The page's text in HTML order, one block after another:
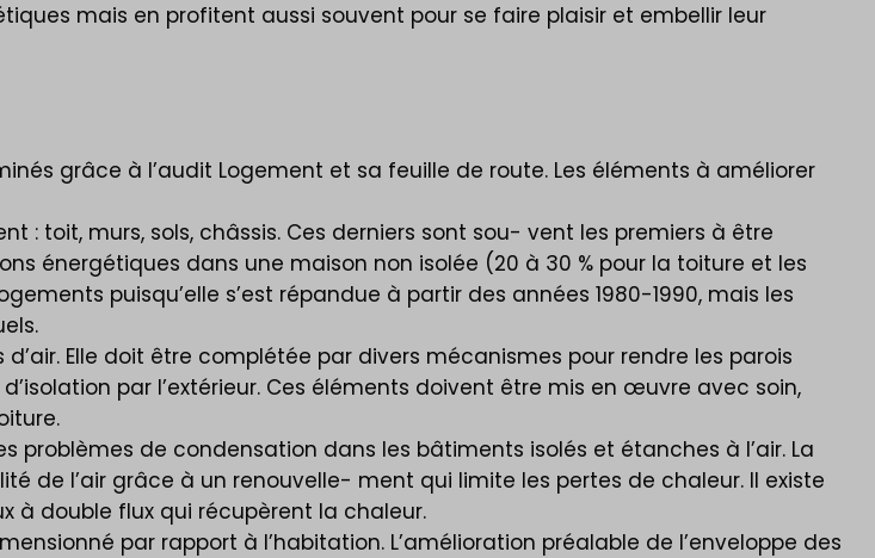
mais en profitent aussi souvent pour se faire plaisir et embellir leur
grâce à l’audit Logement et sa feuille de route. Les éléments à améliorer
: toit, murs, sols, châssis. Ces derniers sont sou- vent les premiers à être
énergétiques dans une maison non isolée (20 à 30 % pour la toiture et les
puisqu’elle s’est répandue à partir des années 1980-1990, mais les
Elle doit être complétée par divers mécanismes pour rendre les parois
par l’extérieur. Ces éléments doivent être mis en œuvre avec soin,
problèmes de condensation dans les bâtiments isolés et étanches à l’air. La
de l’air grâce à un renouvelle- ment qui limite les pertes de chaleur. Il existe
à double flux qui récupèrent la chaleur.
par rapport à l’habitation. L’amélioration préalable de l’enveloppe des